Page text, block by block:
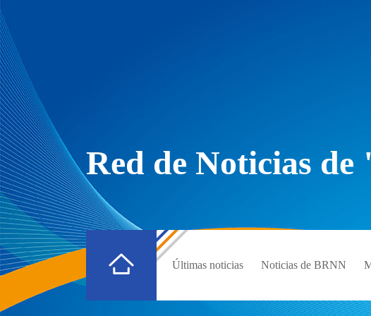
Red de Noticias
Últimas noticias Noticias de BRNN